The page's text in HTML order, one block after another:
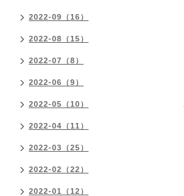
2022-09（16）
2022-08（15）
2022-07（8）
2022-06（9）
2022-05（10）
2022-04（11）
2022-03（25）
2022-02（22）
2022-01（12）